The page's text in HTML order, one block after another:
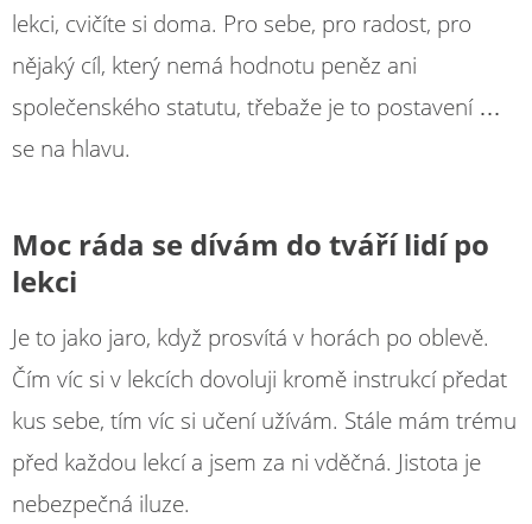
lekci, cvičíte si doma. Pro sebe, pro radost, pro
nějaký cíl, který nemá hodnotu peněz ani
společenského statutu, třebaže je to postavení …
se na hlavu.
Moc ráda se dívám do tváří lidí po
lekci
Je to jako jaro, když prosvítá v horách po oblevě.
Čím víc si v lekcích dovoluji kromě instrukcí předat
kus sebe, tím víc si učení užívám. Stále mám trému
před každou lekcí a jsem za ni vděčná. Jistota je
nebezpečná iluze.